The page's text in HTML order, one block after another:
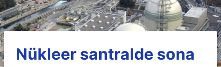
Nükleer santralde sona